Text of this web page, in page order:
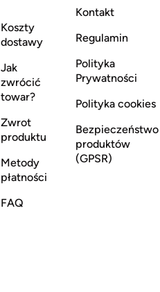
Koszty
dostawy
Jak
zwrócić
towar?
Zwrot
produktu
Metody
płatności
FAQ
Kontakt
Regulamin
Polityka
Prywatności
Polityka cookies
Bezpieczeństwo
produktów
(GPSR)